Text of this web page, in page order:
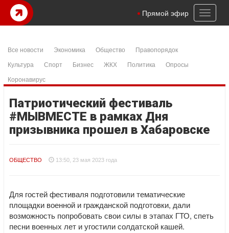
Toggle
Прямой эфир
Все новости Экономика Общество
Правопорядок
Культура
Спорт Бизнес ЖКХ Политика
Опросы
Коронавирус
Патриотический фестиваль
#МЫВМЕСТЕ в рамках Дня
призывника прошел в Хабаровске
ОБЩЕСТВО 13:50, 23 мая 2023 года
Для гостей фестиваля подготовили тематические
площадки военной и гражданской подготовки, дали
возможность попробовать свои силы в этапах ГТО, спеть
песни военных лет и угостили солдатской кашей.